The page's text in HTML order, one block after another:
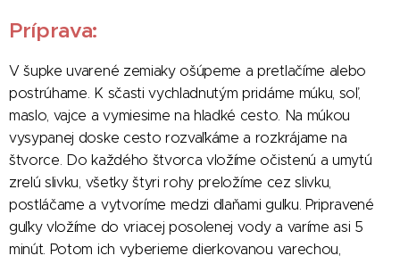
Príprava:
V šupke uvarené zemiaky ošúpeme a pretlačíme alebo
postrúhame. K sčasti vychladnutým pridáme múku, soľ,
maslo, vajce a vymiesime na hladké cesto. Na múkou
vysypanej doske cesto rozvaľkáme a rozkrájame na
štvorce. Do každého štvorca vložíme očistenú a umytú
zrelú slivku, všetky štyri rohy preložíme cez slivku,
postláčame a vytvoríme medzi dlaňami guľku. Pripravené
guľky vložíme do vriacej posolenej vody a varíme asi 5
minút. Potom ich vyberieme dierkovanou varechou,